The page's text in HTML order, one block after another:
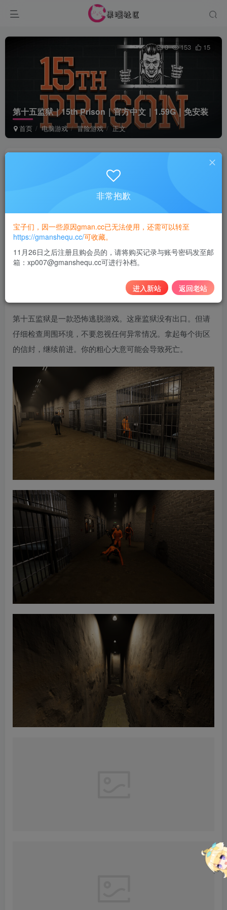
第十五监狱｜15th Prison｜官方中文｜1.59G｜免安装
首页 电脑游戏 冒险游戏 正文
0 153 15
关注
第十五监狱｜15th Prison｜官方中文｜1.59G｜免安装
此内容为付费资源，请付费后查看
10积分
黄金会员 免费
登录购买
第十五监狱是一款恐怖逃脱游戏。这座监狱没有出口。但请
仔细检查周围环境，不要忽视任何异常情况。拿起每个街区
的信封，继续前进。你的粗心大意可能会导致死亡。
非常抱歉
宝子们，因一些原因gman.cc已无法使用，还需可以转至
https://gmanshequ.cc/可收藏。
11月26日之后注册且购会员的，请将购买记录与账号密码发至邮
箱：xp007@gmanshequ.cc可进行补档。
进入新站 返回老站